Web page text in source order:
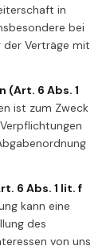
in
bei
der Verträge mit
6 Abs. 1
ist zum Zweck
6 Abs. 1 lit. f
kann eine
des
von uns